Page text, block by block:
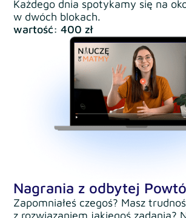
Każdego dnia spotykamy się na
w dwóch blokach.
wartość: 400 zł
Nagrania z odbytej
Zapomniałeś czegoś? Masz
z rozwiązaniem jakiegoś zadania?